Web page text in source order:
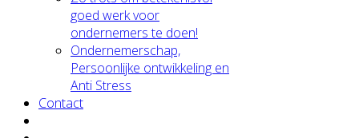
goed werk voor
ondernemers te doen!
Ondernemerschap,
Persoonlijke ontwikkeling en
Anti Stress
Contact